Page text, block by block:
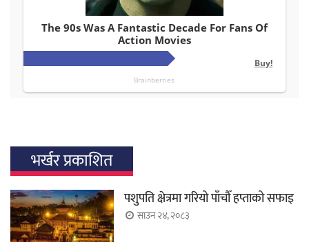
भर्खर प्रकाशित
पशुपति क्षेत्रमा गरियो पाँचौँ हप्ताको सफाइ
साउन २४, २०८३